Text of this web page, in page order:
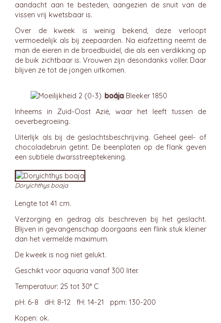
aandacht aan te besteden, aangezien de snuit van de
vissen vrij kwetsbaar is.
Over de kweek is weinig bekend, deze verloopt
vermoedelijk als bij zeepaarden. Na eiafzetting neemt de
man de eieren in de broedbuidel, die als een verdikking op
de buik zichtbaar is. Vrouwen zijn desondanks voller. Daar
blijven ze tot de jongen uitkomen.
boája Bleeker 1850
Inheems in Zuid-Oost Azië, waar het leeft tussen de
oeverbegroeiing.
Uiterlijk als bij de geslachtsbeschrijving. Geheel geel- of
chocoladebruin getint. De beenplaten op de flank geven
een subtiele dwarsstreeptekening.
Doryichthys boaja
Lengte tot 41 cm.
Verzorging en gedrag als beschreven bij het geslacht.
Blijven in gevangenschap doorgaans een flink stuk kleiner
dan het vermelde maximum.
De kweek is nog niet gelukt.
Geschikt voor aquaria vanaf 300 liter.
Temperatuur: 25 tot 30° C
pH: 6-8 dH: 8-12 fH: 14-21 ppm: 130-200
Kopen: ok.